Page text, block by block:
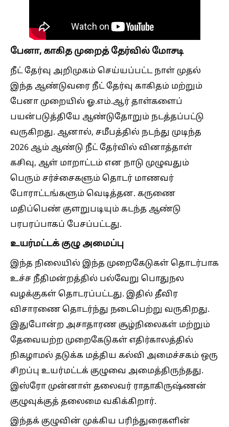
பேனா, காகித முறைத் தேர்வில் மோசடி
நீட் தேர்வு அறிமுகம் செய்யப்பட்ட நாள் முதல்
இந்த ஆண்டுவரை நீட் தேர்வு காகிதம் மற்றும்
பேனா முறையில் ஓ.எம்.ஆர் தாள்களைப்
பயன்படுத்தியே ஆண்டுதோறும் நடத்தப்பட்டு
வருகிறது. ஆனால், சமீபத்தில் நடந்து முடிந்த
2026 ஆம் ஆண்டு நீட் தேர்வில் வினாத்தாள்
கசிவு, ஆள் மாறாட்டம் என நாடு முழுவதும்
பெரும் சர்ச்சைகளும் தொடர் மாணவர்
போராட்டங்களும் வெடித்தன. கருணை
மதிப்பெண் குளறுபடியும் கடந்த ஆண்டு
பரபரப்பாகப் பேசப்பட்டது.
உயர்மட்டக் குழு அமைப்பு
இந்த நிலையில் இந்த முறைகேடுகள் தொடர்பாக
உச்ச நீதிமன்றத்தில் பல்வேறு பொதுநல
வழக்குகள் தொடரப்பட்டது. இதில் தீவிர
விசாரணை தொடர்ந்து நடைபெற்று வருகிறது.
இதுபோன்ற அசாதாரண சூழ்நிலைகள் மற்றும்
தேவையற்ற முறைகேடுகள் எதிர்காலத்தில்
நிகழாமல் தடுக்க மத்திய கல்வி அமைச்சகம் ஒரு
சிறப்பு உயர்மட்டக் குழுவை அமைத்திருந்தது.
இஸ்ரோ முன்னாள் தலைவர் ராதாகிருஷ்ணன்
குழுவுக்குத் தலைமை வகிக்கிறார்.
இந்தக் குழுவின் முக்கிய பரிந்துரைகளின்